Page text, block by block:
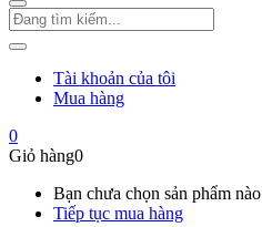
Tài khoản của tôi
Mua hàng
0
Giỏ hàng0
Bạn chưa chọn sản phẩm nào
Tiếp tục mua hàng